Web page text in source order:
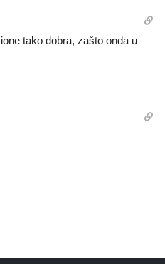
tako dobra, zašto onda u